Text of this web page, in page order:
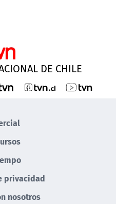
DE CHILE
privacidad
nosotros